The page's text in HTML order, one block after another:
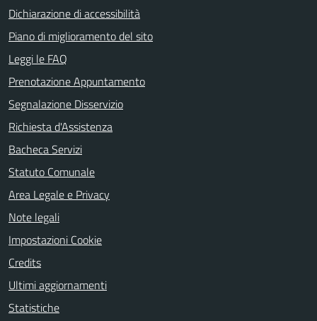
Dichiarazione di accessibilità
Piano di miglioramento del sito
Leggi le FAQ
Prenotazione Appuntamento
Segnalazione Disservizio
Richiesta d'Assistenza
Bacheca Servizi
Statuto Comunale
Area Legale e Privacy
Note legali
Impostazioni Cookie
Credits
Ultimi aggiornamenti
Statistiche